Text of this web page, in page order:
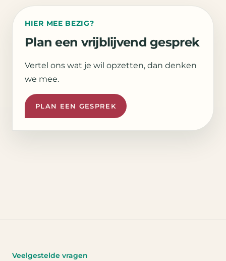
HIER MEE BEZIG?
Plan een vrijblijvend gesprek
Vertel ons wat je wil opzetten, dan denken
we mee.
PLAN EEN GESPREK
Veelgestelde vragen